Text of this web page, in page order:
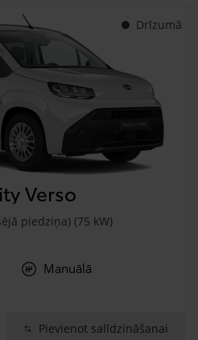
Drīzumā
Verso
piedziņa) (75 kW)
Manuālā
Pievienot salīdzināšanai